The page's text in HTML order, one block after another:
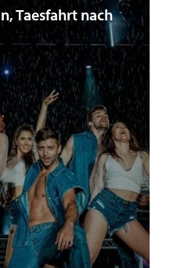
Taesfahrt nach
Liveshow